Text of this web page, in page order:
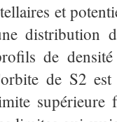
et
distribution
de
de S2 est
supérieure